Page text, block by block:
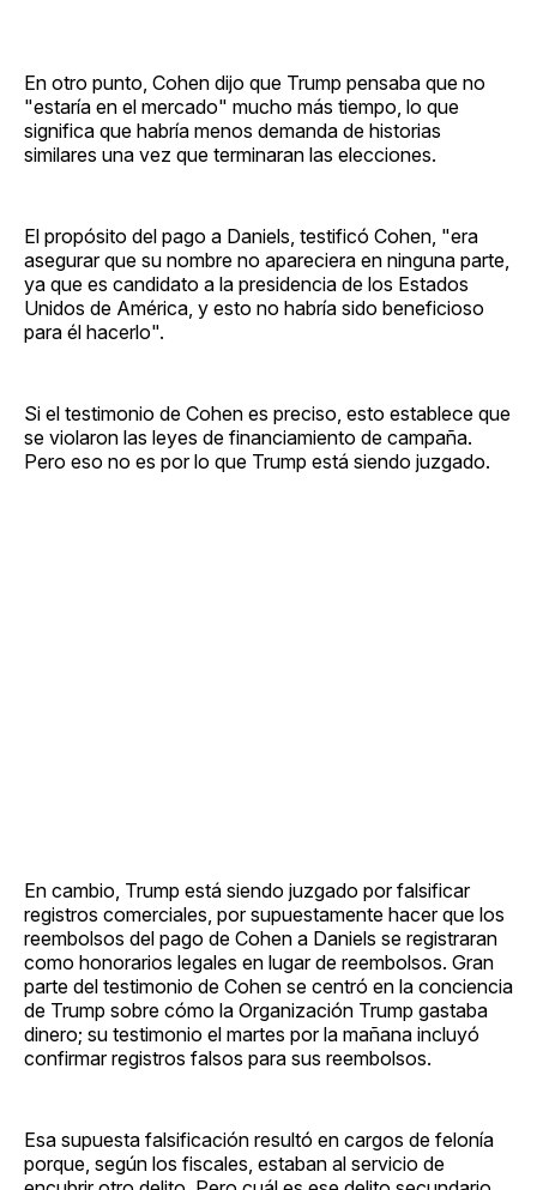
En otro punto, Cohen dijo que Trump pensaba que no
"estaría en el mercado" mucho más tiempo, lo que
significa que habría menos demanda de historias
similares una vez que terminaran las elecciones.
El propósito del pago a Daniels, testificó Cohen, "era
asegurar que su nombre no apareciera en ninguna parte,
ya que es candidato a la presidencia de los Estados
Unidos de América, y esto no habría sido beneficioso
para él hacerlo".
Si el testimonio de Cohen es preciso, esto establece que
se violaron las leyes de financiamiento de campaña.
Pero eso no es por lo que Trump está siendo juzgado.
En cambio, Trump está siendo juzgado por falsificar
registros comerciales, por supuestamente hacer que los
reembolsos del pago de Cohen a Daniels se registraran
como honorarios legales en lugar de reembolsos. Gran
parte del testimonio de Cohen se centró en la conciencia
de Trump sobre cómo la Organización Trump gastaba
dinero; su testimonio el martes por la mañana incluyó
confirmar registros falsos para sus reembolsos.
Esa supuesta falsificación resultó en cargos de felonía
porque, según los fiscales, estaban al servicio de